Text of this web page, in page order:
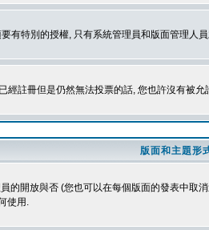
有特別的授權, 只有系統管理員和版面管理人
經註冊但是仍然無法投票的話, 您也許沒有被允
版面和主題形
開放與否 (您也可以在每個版面的發表中
使用.